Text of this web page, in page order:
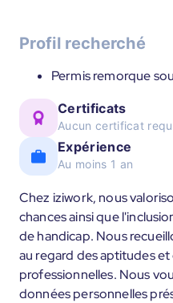
Profil recherché
Permis remorque
Certificats
Aucun certificat
Expérience
Au moins 1 an
Chez iziwork, nous
chances ainsi que
de handicap. Nous
au regard des aptitudes
professionnelles. Nous
données personnelles